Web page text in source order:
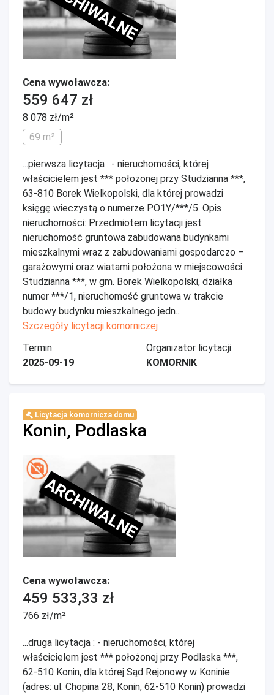
Cena wywoławcza:
559 647 zł
8 078 zł/m²
69 m²
...pierwsza licytacja : - nieruchomości, której
właścicielem jest *** położonej przy Studzianna ***,
63-810 Borek Wielkopolski, dla której prowadzi
księgę wieczystą o numerze PO1Y/***/5. Opis
nieruchomości: Przedmiotem licytacji jest
nieruchomość gruntowa zabudowana budynkami
mieszkalnymi wraz z zabudowaniami gospodarczo –
garażowymi oraz wiatami położona w miejscowości
Studzianna ***, w gm. Borek Wielkopolski, działka
numer ***/1, nieruchomość gruntowa w trakcie
budowy budynku mieszkalnego jedn...
Szczegóły licytacji komorniczej
Termin:
2025-09-19
Organizator licytacji:
KOMORNIK
Licytacja komornicza domu
Konin, Podlaska
ARCHIWALNE
Cena wywoławcza:
459 533,33 zł
766 zł/m²
...druga licytacja : - nieruchomości, której
właścicielem jest *** położonej przy Podlaska ***,
62-510 Konin, dla której Sąd Rejonowy w Koninie
(adres: ul. Chopina 28, Konin, 62-510 Konin) prowadzi